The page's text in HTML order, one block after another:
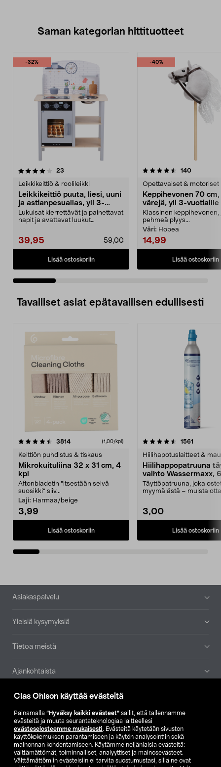
Clas Ohlson käyttää evästeitä
Painamalla ”Hyväksy kaikki evästeet” sallit, että tallennamme
evästeitä ja muuta seurantateknologiaa laitteellesi
evästeselosteemme mukaisesti. Evästeitä käytetään sivuston
käyttökokemuksen parantamiseen ja käytön analysointiin sekä
mainonnan kohdentamiseen. Käytämme neljänlaisia evästeitä:
välttämättömät, toiminnalliset, analyyttiset ja mainosevästeet.
Välttämättömiin evästeisiin ei tarvita suostumustasi, sillä ne ovat
Saman kategorian hittituotteet
-32%
23
Leikkikeittiö & roolileikki
Leikkikeittiö puuta, liesi, uuni
ja astianpesuallas, yli 3-
vuotiaille
Lukuisat kierrettävät ja painettavat
napit ja avattavat luukut
39,95 59,00
Lisää ostoskoriin
-40%
4.5 viidestä
140arvostelut
Opettavaiset & motoriset
Keppihevonen 70
värejä, yli 3-vuotiaille
Klassinen keppihevonen,
pehmeä plyys...
Väri: Hopea
14,99
Lisää ostoskoriin
4.0 viidestä
Tavalliset asiat epätavallisen edullisesti
3814arvostelut (1,00/kpl)
Keittiön puhdistus & tiskaus
Mikrokuituliina 32 x 31 cm, 4
kpl
Aftonbladetin "itsestään selvä
suosikki" siiv...
Laji: Harmaa/beige
3,99
Lisää ostoskoriin
4.5viidestä
1561
Hiilihapotuslaitteet &
Hiilihappopatruuna
vaihto Wassermaxx,
Täyttöpatruuna, joka
myymälästä – muista
3,00
Lisää ostoskoriin
4.5viidestä
Alatunniste
Asiakaspalvelu
Yleisiä kysymyksiä
Tietoa meistä
Ajankohtaista
Muut yrityksemme
Etsi myymälä
SE NO FI
FI SV